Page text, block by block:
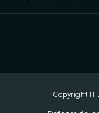
Copyright